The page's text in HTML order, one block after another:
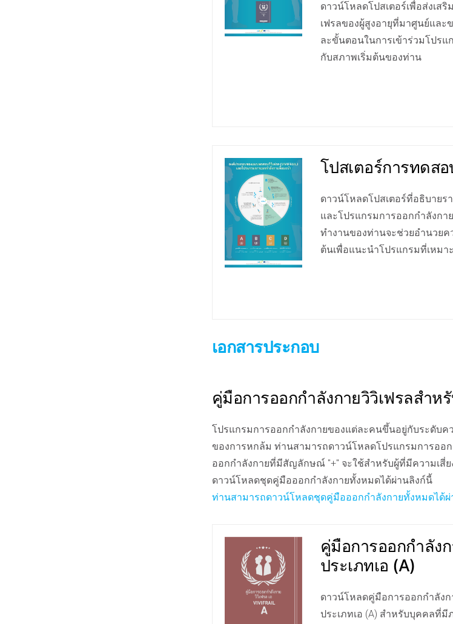
ดาวน์โหลดโปสเตอร์เพื่อส่งเส
เฟรลของผู้สูงอายุที่มาศูนย์แล
ละขั้นตอนในการเข้าร่วมโปรแ
กับสภาพเริ่มต้นของท่าน
โปสเตอร์การทดสอ
ดาวน์โหลดโปสเตอร์ที่อธิบายร
และโปรแกรมการออกกำลังก
ทำงานของท่านจะช่วยอำนวยค
ต้นเพื่อแนะนำโปรแกรมที่เหม
เอกสารประกอบ
คู่มือการออกกำลังกายวิวิเฟรลสำห
โปรแกรมการออกกำลังกายของแต่ละคนขึ้นอยู่กับระดับค
ของการหกล้ม ท่านสามารถดาวน์โหลดโปรแกรมการออก
ออกกำลังกายที่มีสัญลักษณ์ "+" จะใช้สำหรับผู้ที่มีความเสี่
ดาวน์โหลดชุดคู่มือออกกำลังกายทั้งหมดได้ผ่านลิงก์นี้
ท่านสามารถดาวน์โหลดชุดคู่มือออกกำลังกายทั้งหมดได้
คู่มือการออกกำลัง
ประเภทเอ (A)
ดาวน์โหลดคู่มือการออกกำลังก
ประเภทเอ (A) สำหรับบุคคลที่มี